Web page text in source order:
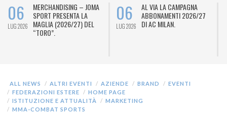
06
LUG 2026
MERCHANDISING – JOMA
SPORT PRESENTA LA
MAGLIA (2026/27) DEL
“TORO”.
06
LUG 2026
AL VIA LA CAMPAGNA
ABBONAMENTI 2026/27
DI AC MILAN.
ALL NEWS ALTRI EVENTI AZIENDE BRAND
EVENTI
FEDERAZIONI ESTERE
HOME PAGE
ISTITUZIONE E ATTUALITÀ
MARKETING
MMA-COMBAT SPORTS